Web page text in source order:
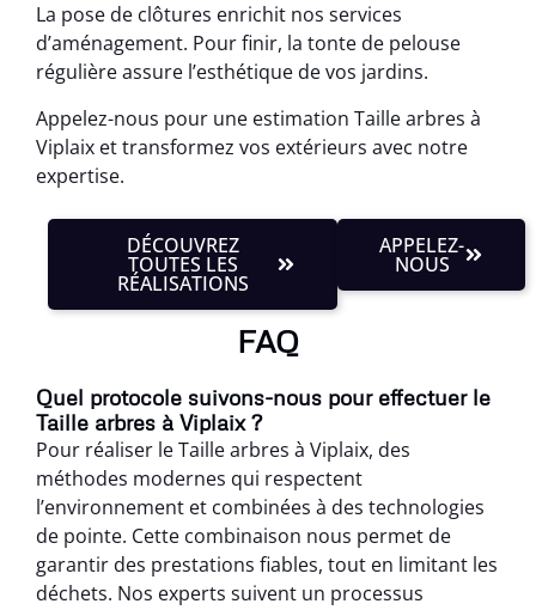
La pose de clôtures enrichit nos services
d’aménagement. Pour finir, la tonte de pelouse
régulière assure l’esthétique de vos jardins.
Appelez-nous pour une estimation Taille arbres à
Viplaix et transformez vos extérieurs avec notre
expertise.
DÉCOUVREZ
TOUTES LES
RÉALISATIONS
APPELEZ-
NOUS
FAQ
Quel protocole suivons-nous pour effectuer le
Taille arbres à Viplaix ?
Pour réaliser le Taille arbres à Viplaix, des
méthodes modernes qui respectent
l’environnement et combinées à des technologies
de pointe. Cette combinaison nous permet de
garantir des prestations fiables, tout en limitant les
déchets. Nos experts suivent un processus